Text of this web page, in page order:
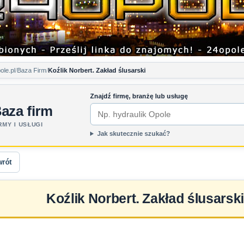
Baza Firm Koźlik Norbert. Zakład ślusarski
firm
I USŁUGI
Znajdź firmę, branżę lub usługę
Jak skutecznie szukać?
Koźlik Norbert. Zakład ślusarski